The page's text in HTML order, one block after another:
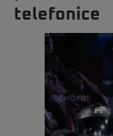
telefonice